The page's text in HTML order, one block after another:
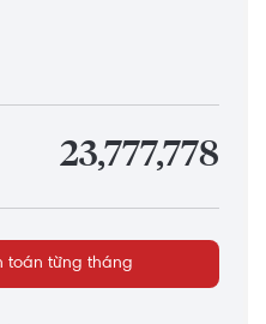
23,777,778
toán từng tháng